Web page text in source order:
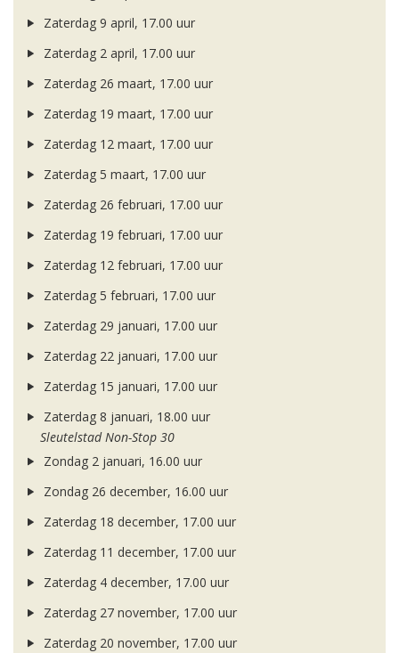
Zaterdag 9 april, 17.00 uur
Zaterdag 2 april, 17.00 uur
Zaterdag 26 maart, 17.00 uur
Zaterdag 19 maart, 17.00 uur
Zaterdag 12 maart, 17.00 uur
Zaterdag 5 maart, 17.00 uur
Zaterdag 26 februari, 17.00 uur
Zaterdag 19 februari, 17.00 uur
Zaterdag 12 februari, 17.00 uur
Zaterdag 5 februari, 17.00 uur
Zaterdag 29 januari, 17.00 uur
Zaterdag 22 januari, 17.00 uur
Zaterdag 15 januari, 17.00 uur
Zaterdag 8 januari, 18.00 uur
Sleutelstad Non-Stop 30
Zondag 2 januari, 16.00 uur
Zondag 26 december, 16.00 uur
Zaterdag 18 december, 17.00 uur
Zaterdag 11 december, 17.00 uur
Zaterdag 4 december, 17.00 uur
Zaterdag 27 november, 17.00 uur
Zaterdag 20 november, 17.00 uur